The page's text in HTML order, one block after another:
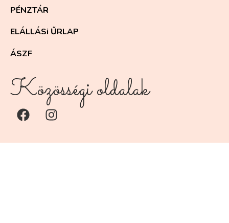
PÉNZTÁR
ELÁLLÁSi ŰRLAP
ÁSZF
Közösségi oldalak